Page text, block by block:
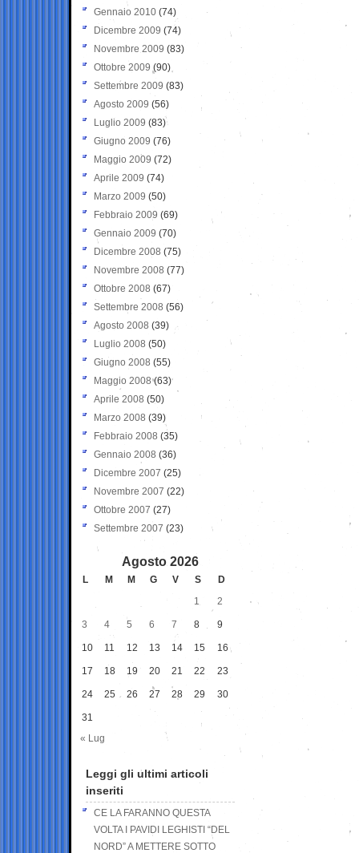
Gennaio 2010 (74)
Dicembre 2009 (74)
Novembre 2009 (83)
Ottobre 2009 (90)
Settembre 2009 (83)
Agosto 2009 (56)
Luglio 2009 (83)
Giugno 2009 (76)
Maggio 2009 (72)
Aprile 2009 (74)
Marzo 2009 (50)
Febbraio 2009 (69)
Gennaio 2009 (70)
Dicembre 2008 (75)
Novembre 2008 (77)
Ottobre 2008 (67)
Settembre 2008 (56)
Agosto 2008 (39)
Luglio 2008 (50)
Giugno 2008 (55)
Maggio 2008(63)
Aprile 2008 (50)
Marzo 2008 (39)
Febbraio 2008 (35)
Gennaio 2008 (36)
Dicembre 2007 (25)
Novembre 2007 (22)
Ottobre 2007 (27)
Settembre 2007 (23)
Agosto 2026
L M M G V S
D
1
2
3 4 5 6 7 8 9
10 11 12 13 14 15 16
17 18 19 20 21 22 23
24 25 26 27 28 29 30
31
« Lug
Leggi gli ultimi articoli
inseriti
CE LA FARANNO QUESTA
VOLTA I PAVIDI LEGHISTI “DEL
NORD” A METTERE SOTTO